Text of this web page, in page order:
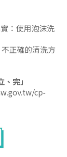
： 使用泡沫洗
不正確的清洗方
完」
cp-